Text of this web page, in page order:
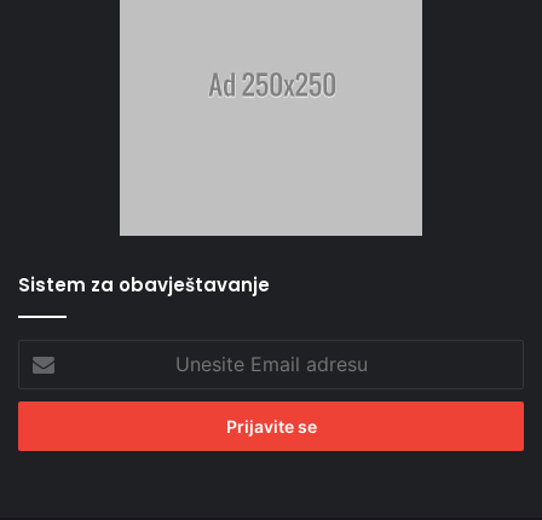
Sistem za obavještavanje
Email
adresu